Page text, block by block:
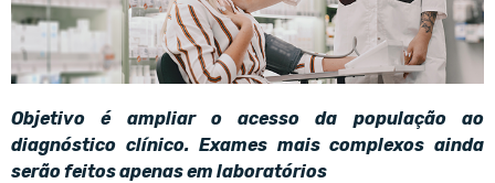
Objetivo é ampliar o acesso da população ao
diagnóstico clínico. Exames mais complexos ainda
serão feitos apenas em laboratórios